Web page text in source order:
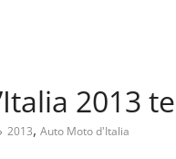
2013
2013, Auto Moto d'Italia